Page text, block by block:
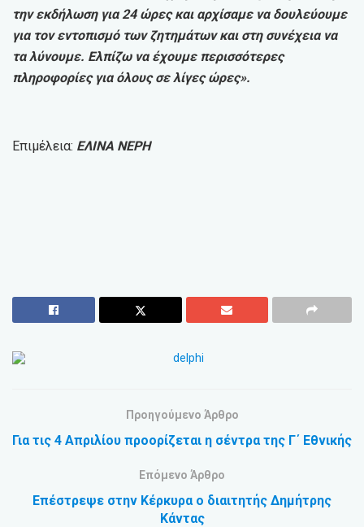
την εκδήλωση για 24 ώρες και αρχίσαμε να δουλεύουμε
για τον εντοπισμό των ζητημάτων και στη συνέχεια να
τα λύνουμε. Ελπίζω να έχουμε περισσότερες
πληροφορίες για όλους σε λίγες ώρες».
Επιμέλεια: ΕΛΙΝΑ ΝΕΡΗ
Προηγούμενο Άρθρο
Για τις 4 Απριλίου προορίζεται η σέντρα της Γ΄ Εθνικής
Επόμενο Άρθρο
Επέστρεψε στην Κέρκυρα ο διαιτητής Δημήτρης
Κάντας